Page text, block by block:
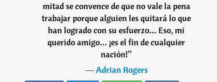
mitad se convence de que no vale la pena
trabajar porque alguien les quitará lo que
han logrado con su esfuerzo... Eso, mi
querido amigo... ¡es el fin de cualquier
nación!”
―Adrian Rogers